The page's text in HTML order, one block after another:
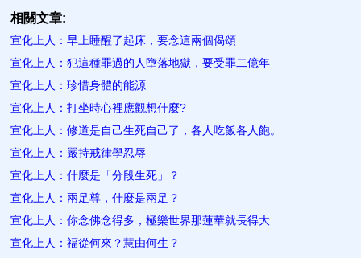
相關文章:
宣化上人：早上睡醒了起床，要念這兩個偈頌
宣化上人：犯這種罪過的人墮落地獄，要受罪二億年
宣化上人：珍惜身體的能源
宣化上人：打坐時心裡應觀想什麼?
宣化上人：修道是自己生死自己了，各人吃飯各人飽。
宣化上人：嚴持戒律學忍辱
宣化上人：什麼是「分段生死」？
宣化上人：兩足尊，什麼是兩足？
宣化上人：你念佛念得多，極樂世界那蓮華就長得大
宣化上人：福從何來？慧由何生？